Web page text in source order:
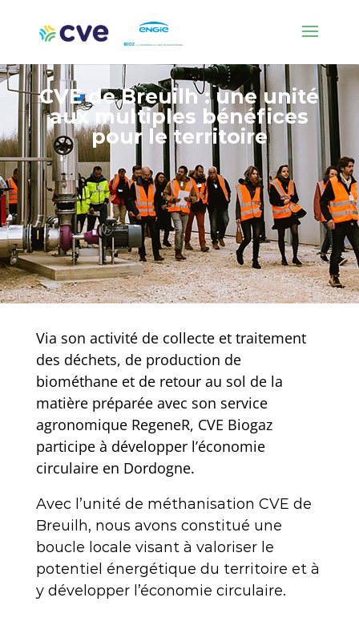
CVE de Breuilh : une unité
aux multiples bénéfices
pour le territoire
Via son activité de collecte et traitement
des déchets, de production de
biométhane et de retour au sol de la
matière préparée avec son service
agronomique RegeneR, CVE Biogaz
participe à développer l’économie
circulaire en Dordogne.
Avec l’unité de méthanisation CVE de
Breuilh, nous avons constitué une
boucle locale visant à valoriser le
potentiel énergétique du territoire et à
y développer l’économie circulaire.